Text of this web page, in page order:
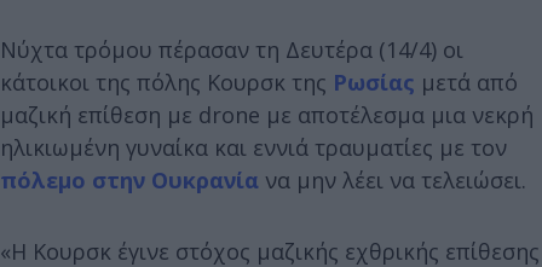
Νύχτα τρόμου πέρασαν τη Δευτέρα (14/4) οι
κάτοικοι της πόλης Κουρσκ της Ρωσίας μετά από
μαζική επίθεση με drone με αποτέλεσμα μια νεκρή
ηλικιωμένη γυναίκα και εννιά τραυματίες με τον
πόλεμο στην Ουκρανία να μην λέει να τελειώσει.
«Η Κουρσκ έγινε στόχος μαζικής εχθρικής επίθεσης